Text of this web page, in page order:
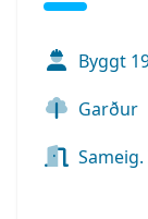
Byggt
Garður